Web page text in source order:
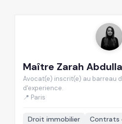
Maître Zarah
Avocat(e) inscrit(e) au barreau
d'experience.
📍 Paris
Droit immobilier
Contrats